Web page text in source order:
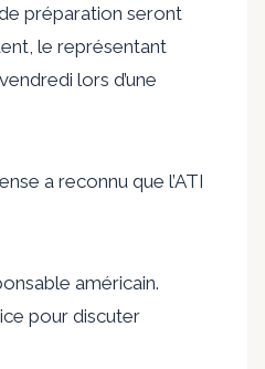
préparation seront
le représentant
lors d’une
a reconnu que l’ATI
américain.
pour discuter